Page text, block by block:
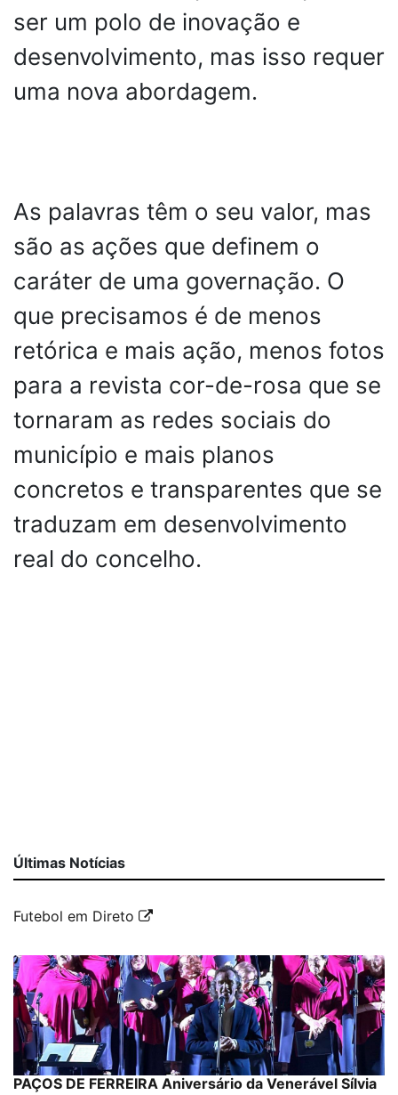
ser um polo de inovação e
desenvolvimento, mas isso requer
uma nova abordagem.
As palavras têm o seu valor, mas
são as ações que definem o
caráter de uma governação. O
que precisamos é de menos
retórica e mais ação, menos fotos
para a revista cor-de-rosa que se
tornaram as redes sociais do
município e mais planos
concretos e transparentes que se
traduzam em desenvolvimento
real do concelho.
Últimas Notícias
Futebol em Direto
PAÇOS DE FERREIRA Aniversário da Venerável Sílvia